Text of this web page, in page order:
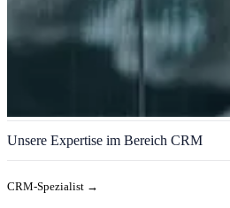
CRM
Wir schaffen klare Orientierung in
Kundenbeziehungen, Vertriebsprozesse
modernen CRM-Lösungen
Unsere Expertise im Bereich CRM
CRM-Spezialist →